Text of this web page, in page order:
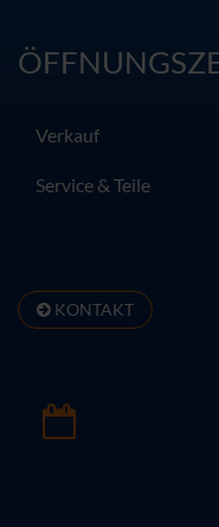
Verkauf
Service & Teile
KONTAKT